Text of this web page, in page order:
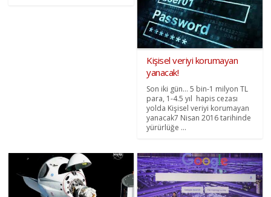
Kişisel veriyi korumayan
yanacak!
Son iki gün… 5 bin-1 milyon TL
para, 1-4.5 yıl hapis cezası
yolda Kişisel veriyi korumayan
yanacak7 Nisan 2016 tarihinde
yürürlüğe ...